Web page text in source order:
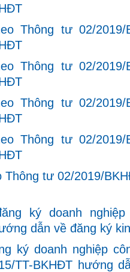
Thông tư 02/
Thông tư 02/
Thông tư 02/
Thông tư 02/
Thông tư 02/2019/
ký doanh
dẫn về đăng ký
ký doanh nghiệp
TT-BKHĐT hướng